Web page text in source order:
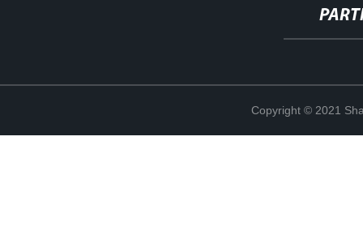
Copyright © 2021